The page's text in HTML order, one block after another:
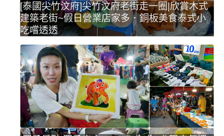
[泰國尖竹汶府]尖竹汶府老街走一圈|欣賞木式
建築老街~假日營業店家多．銅板美食泰式小
吃嚐透透